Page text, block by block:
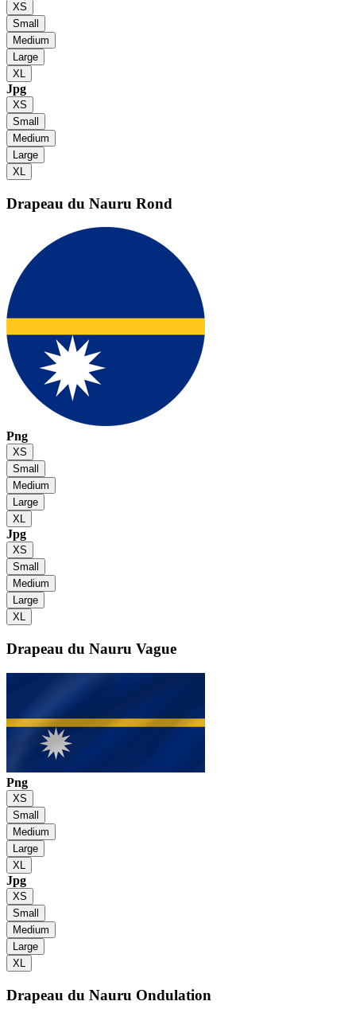
XS
Small
Medium
Large
XL
Jpg
XS
Small
Medium
Large
XL
Drapeau du Nauru Rond
Png
XS
Small
Medium
Large
XL
Jpg
XS
Small
Medium
Large
XL
Drapeau du Nauru Vague
Png
XS
Small
Medium
Large
XL
Jpg
XS
Small
Medium
Large
XL
Drapeau du Nauru Ondulation